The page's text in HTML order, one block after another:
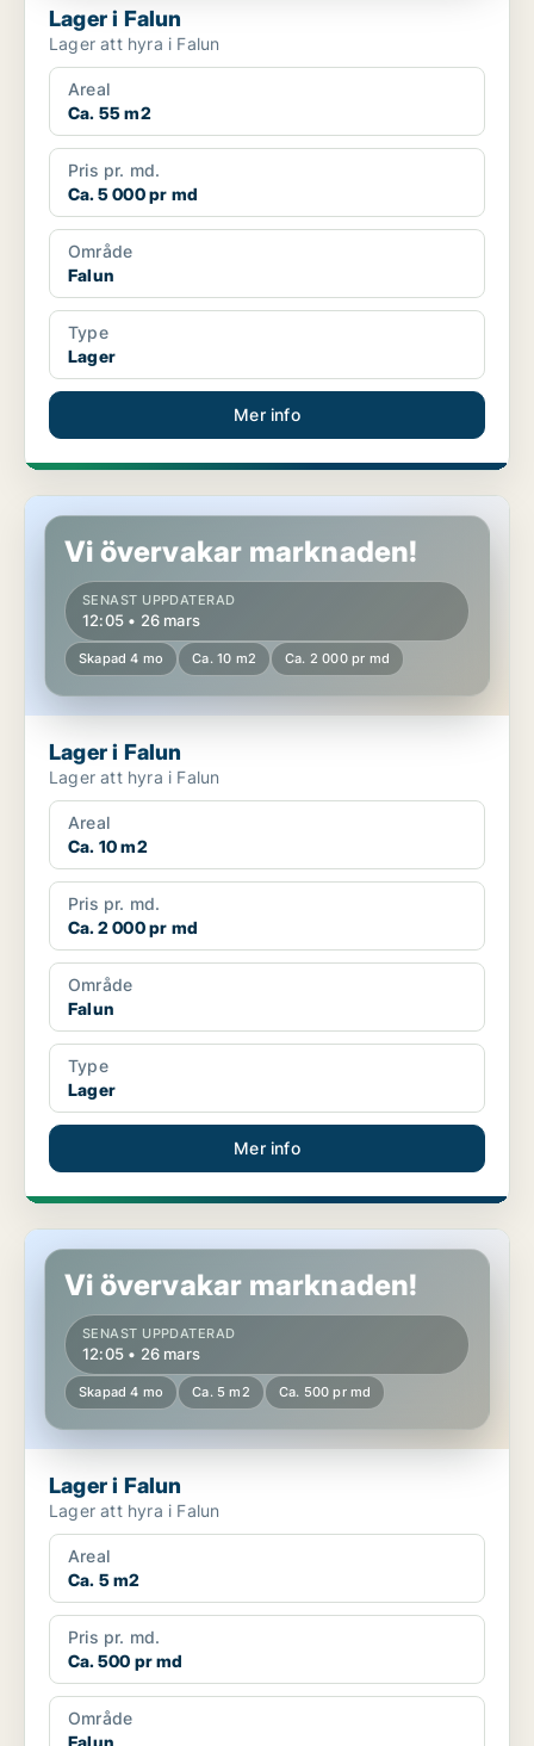
Lager i Falun
Lager att hyra i Falun
Areal
Ca. 55 m2
Pris pr. md.
Ca. 5 000 pr md
Område
Falun
Type
Lager
Mer info
Lager i Falun
Vi övervakar marknaden!
SENAST UPPDATERAD
12:05 • 26 mars
Skapad 4 mo Ca. 10 m2 Ca. 2 000 pr md
Lager i Falun
Lager att hyra i Falun
Areal
Ca. 10 m2
Pris pr. md.
Ca. 2 000 pr md
Område
Falun
Type
Lager
Mer info
Lager i Falun
Vi övervakar marknaden!
SENAST UPPDATERAD
12:05 • 26 mars
Skapad 4 mo Ca. 5 m2 Ca. 500 pr md
Lager i Falun
Lager att hyra i Falun
Areal
Ca. 5 m2
Pris pr. md.
Ca. 500 pr md
Område